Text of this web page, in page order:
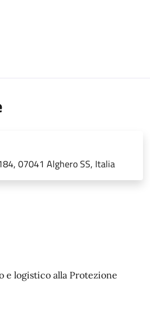
07041 Alghero SS, Italia
e logistico alla Protezione